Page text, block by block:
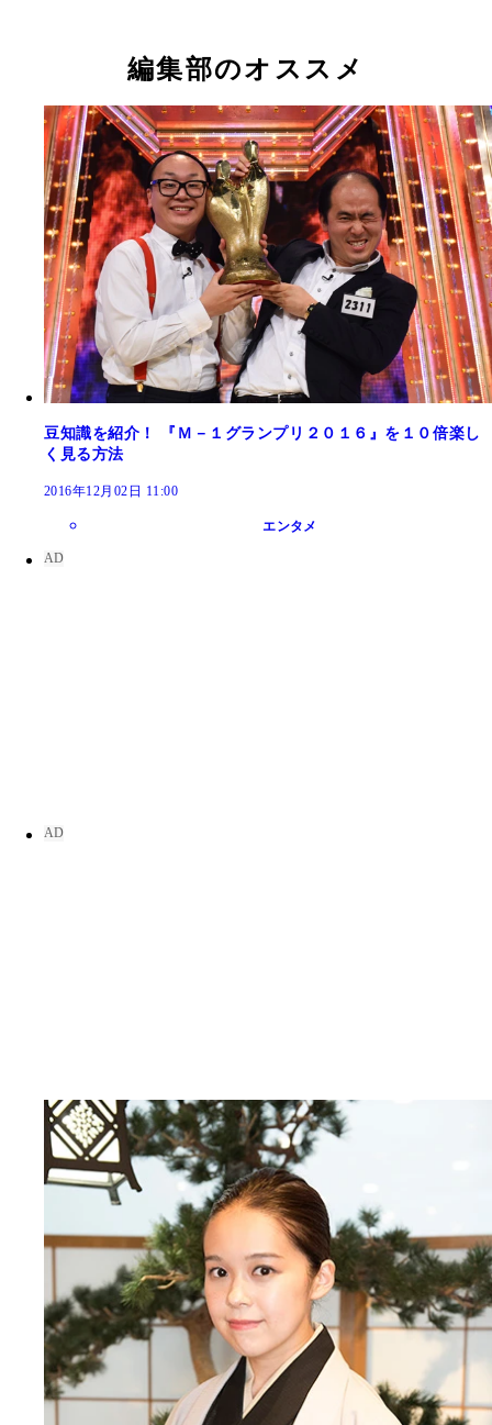
編集部のオススメ
豆知識を紹介！ 『Ｍ－１グランプリ２０１６』を１０倍楽し
く見る方法
2016年12月02日 11:00
エンタメ